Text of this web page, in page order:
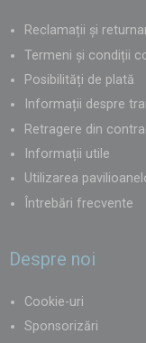
Reclamații și
Termeni și condiții
Posibilități de plată
Informații despre
Retragere din
Informații utile
Utilizarea
Întrebări frecvente
Despre noi
Cookie-uri
Sponsorizări